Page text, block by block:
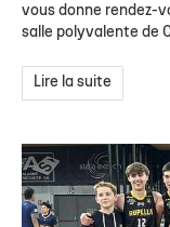
vous donne rendez-
salle polyvalente de
Lire la suite